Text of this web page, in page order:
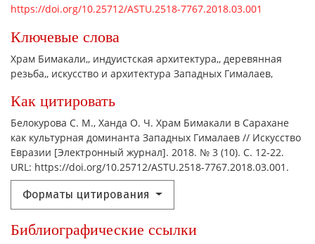
Ключевые слова
Храм Бимакали, индуистская архитектура, деревянная
резьба, искусство и архитектура Западных Гималаев,
Как цитировать
Белокурова С. М., Ханда О. Ч. Храм Бимакали в Сарахане
как культурная доминанта Западных Гималаев // Искусство
Евразии [Электронный журнал]. 2018. № 3 (10). С. 12-22.
URL: https://doi.org/10.25712/ASTU.2518-7767.2018.03.001.
Форматы цитирования
https://doi.org/10.25712/ASTU.2518-7767.2018.03.001
Библиографические ссылки